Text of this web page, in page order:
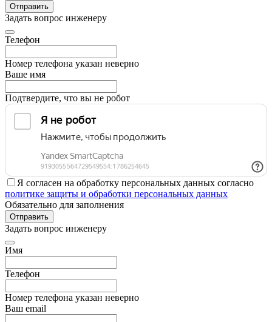
Отправить
Задать вопрос инженеру
Телефон
Номер телефона указан неверно
Ваше имя
Подтвердите, что вы не робот
Я согласен на обработку персональных данных согласно
политике защиты и обработки персональных данных
Обязательно для заполнения
Отправить
Задать вопрос инженеру
Имя
Телефон
Номер телефона указан неверно
Ваш email